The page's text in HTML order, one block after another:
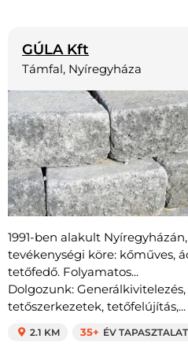
GÚLA Kft
Támfal, Nyíregyháza
1991-ben alakult
tevékenységi köre: kőműves,
tetőfedő. Folyamatos...
Dolgozunk:
tetőszerkezetek, tetőfelújítás,...
2.1 KM 35+ ÉV TAPASZTALAT